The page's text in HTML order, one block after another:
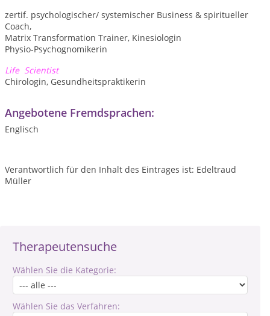
Therapeutensuche
Wählen Sie die Kategorie:
Wählen Sie das Verfahren:
zertif. psychologischer/ systemischer Business & spiritueller
Coach,
Matrix Transformation Trainer, Kinesiologin
Physio-Psychognomikerin
Life Scientist
Chirologin, Gesundheitspraktikerin
Angebotene Fremdsprachen:
Englisch
Verantwortlich für den Inhalt des Eintrages ist: Edeltraud
Müller